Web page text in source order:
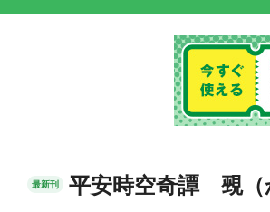
最新刊 平安時空奇譚 覡（